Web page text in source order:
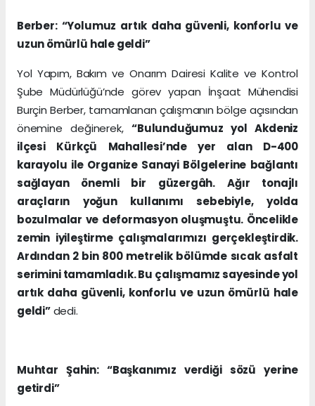
Berber: “Yolumuz artık daha güvenli, konforlu ve
uzun ömürlü hale geldi”
Yol Yapım, Bakım ve Onarım Dairesi Kalite ve Kontrol
Şube Müdürlüğü’nde görev yapan İnşaat Mühendisi
Burçin Berber, tamamlanan çalışmanın bölge açısından
önemine değinerek,“Bulunduğumuz yol Akdeniz
ilçesi Kürkçü Mahallesi’nde yer alan D-400
karayolu ile Organize Sanayi Bölgelerine bağlantı
sağlayan önemli bir güzergâh. Ağır tonajlı
araçların yoğun kullanımı sebebiyle, yolda
bozulmalar ve deformasyon oluşmuştu. Öncelikle
zemin iyileştirme çalışmalarımızı gerçekleştirdik.
Ardından 2 bin 800 metrelik bölümde sıcak asfalt
serimini tamamladık. Bu çalışmamız sayesinde yol
artık daha güvenli, konforlu ve uzun ömürlü hale
geldi”dedi.
Muhtar Şahin: “Başkanımız verdiği sözü yerine
getirdi”